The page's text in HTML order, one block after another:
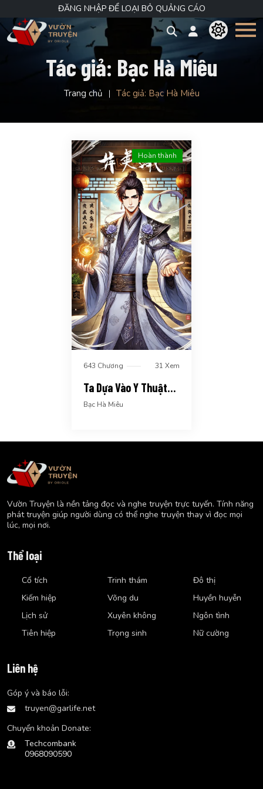
ĐĂNG NHẬP ĐỂ LOẠI BỎ QUẢNG CÁO
Tác giả: Bạc Hà Miêu
Trang chủ Tác giả: Bạc Hà Miêu
Hoàn thành
643 Chương 31 Xem
Ta Dựa Vào Y Thuật
Tung Hoành Tu Tiên
Bạc Hà Miêu
Vườn Truyện là nền tảng đọc và nghe truyện trực tuyến. Tính năng
phát truyện giúp người dùng có thể nghe truyện thay vì đọc mọi
lúc, mọi nơi.
Thể loại
Cổ tích
Kiếm hiệp
Lịch sử
Tiên hiệp
Trinh thám
Võng du
Xuyên không
Trọng sinh
Đô thị
Huyền huyễn
Ngôn tình
Nữ cường
Liên hệ
Góp ý và báo lỗi:
truyen@garlife.net
Chuyển khoản Donate:
Techcombank
0968090590